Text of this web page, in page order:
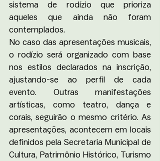
sistema de rodízio que prioriza
aqueles que ainda não foram
contemplados.
No caso das apresentações musicais,
o rodízio será organizado com base
nos estilos declarados na inscrição,
ajustando-se ao perfil de cada
evento. Outras manifestações
artísticas, como teatro, dança e
corais, seguirão o mesmo critério. As
apresentações, acontecem em locais
definidos pela Secretaria Municipal de
Cultura, Patrimônio Histórico, Turismo